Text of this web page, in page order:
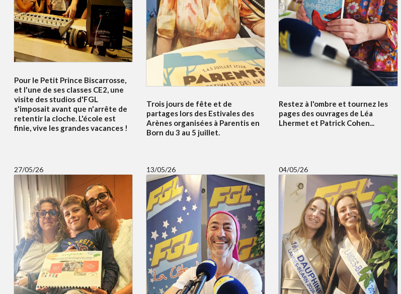
Pour le Petit Prince Biscarrosse,
et l'une de ses classes CE2, une
visite des studios d'FGL
s'imposait avant que n'arrête de
retentir la cloche. L'école est
finie, vive les grandes vacances !
Trois jours de fête et de
partages lors des Estivales des
Arènes organisées à Parentis en
Born du 3 au 5 juillet.
Restez à l'ombre et tournez les
pages des ouvrages de Léa
Lhermet et Patrick Cohen...
27/05/26 13/05/26 04/05/26